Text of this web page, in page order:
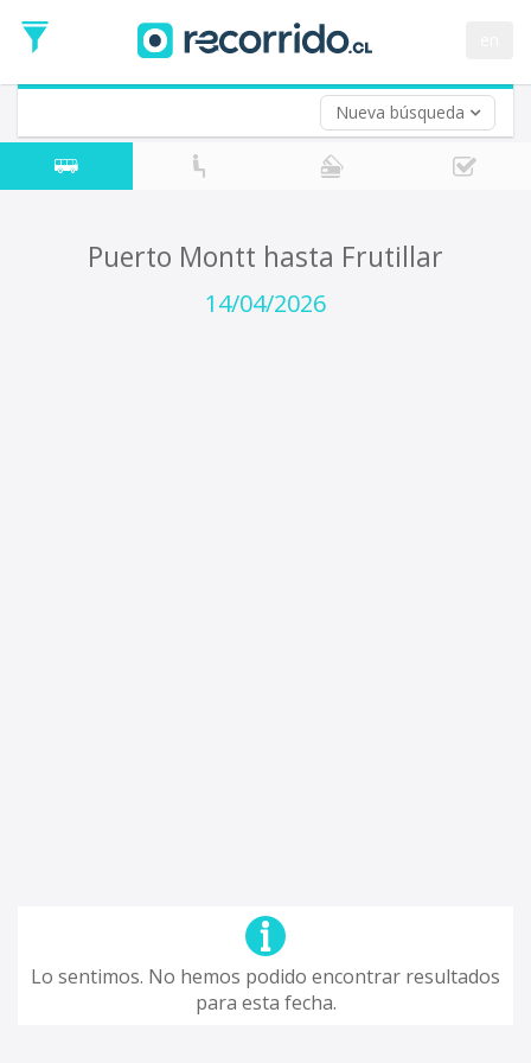
Nueva búsqueda
de
Ida
Vuelta (opcional)
Fecha
de
Puerto Montt hasta Frutillar
14/04/2026
Lo sentimos. No hemos podido encontrar resultados
para esta fecha.